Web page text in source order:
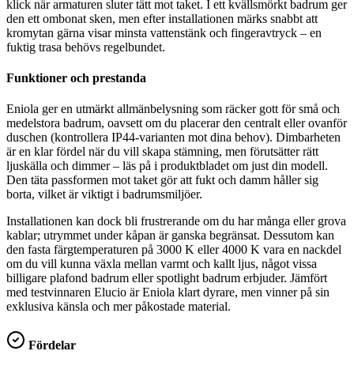
klick när armaturen sluter tätt mot taket. I ett kvällsmörkt badrum ger
den ett ombonat sken, men efter installationen märks snabbt att
kromytan gärna visar minsta vattenstänk och fingeravtryck – en
fuktig trasa behövs regelbundet.
Funktioner och prestanda
Eniola ger en utmärkt allmänbelysning som räcker gott för små och
medelstora badrum, oavsett om du placerar den centralt eller ovanför
duschen (kontrollera IP44-varianten mot dina behov). Dimbarheten
är en klar fördel när du vill skapa stämning, men förutsätter rätt
ljuskälla och dimmer – läs på i produktbladet om just din modell.
Den täta passformen mot taket gör att fukt och damm håller sig
borta, vilket är viktigt i badrumsmiljöer.
Installationen kan dock bli frustrerande om du har många eller grova
kablar; utrymmet under kåpan är ganska begränsat. Dessutom kan
den fasta färgtemperaturen på 3000 K eller 4000 K vara en nackdel
om du vill kunna växla mellan varmt och kallt ljus, något vissa
billigare plafond badrum eller spotlight badrum erbjuder. Jämfört
med testvinnaren Elucio är Eniola klart dyrare, men vinner på sin
exklusiva känsla och mer påkostade material.
Fördelar